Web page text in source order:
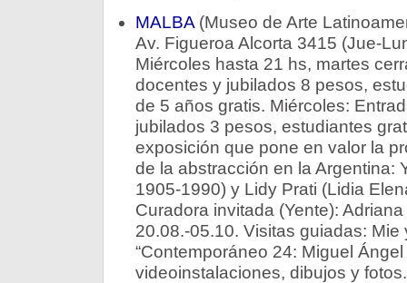
MALBA(Museo de Arte
Av. Figueroa Alcorta 3415 (Jue-
Miércoles hasta 21 hs, martes
docentes y jubilados 8 pesos,
de 5 años gratis. Miércoles:
jubilados 3 pesos, estudiantes
exposición que pone en valor la
de la abstracción en la Argentina:
1905-1990) y Lidy Prati (Lidia
Curadora invitada (Yente):
20.08.-05.10. Visitas guiadas: Mie
“Contemporáneo 24: Miguel
videoinstalaciones, dibujos y